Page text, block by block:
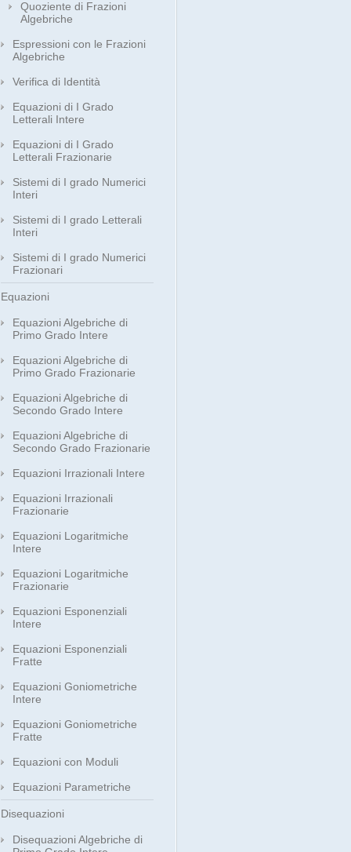
Quoziente di Frazioni
Algebriche
Espressioni con le Frazioni
Algebriche
Verifica di Identità
Equazioni di I Grado
Letterali Intere
Equazioni di I Grado
Letterali Frazionarie
Sistemi di I grado Numerici
Interi
Sistemi di I grado Letterali
Interi
Sistemi di I grado Numerici
Frazionari
Equazioni
Equazioni Algebriche di
Primo Grado Intere
Equazioni Algebriche di
Primo Grado Frazionarie
Equazioni Algebriche di
Secondo Grado Intere
Equazioni Algebriche di
Secondo Grado Frazionarie
Equazioni Irrazionali Intere
Equazioni Irrazionali
Frazionarie
Equazioni Logaritmiche
Intere
Equazioni Logaritmiche
Frazionarie
Equazioni Esponenziali
Intere
Equazioni Esponenziali
Fratte
Equazioni Goniometriche
Intere
Equazioni Goniometriche
Fratte
Equazioni con Moduli
Equazioni Parametriche
Disequazioni
Disequazioni Algebriche di